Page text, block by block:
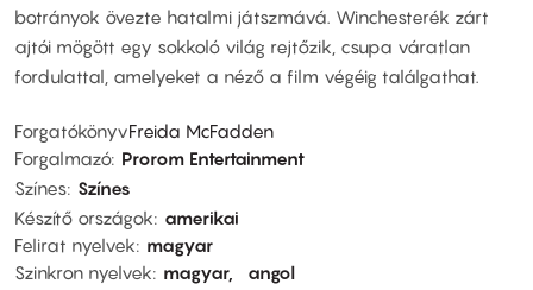
botrányok övezte hatalmi játszmává. Winchesterék zárt
ajtói mögött egy sokkoló világ rejtőzik, csupa váratlan
fordulattal, amelyeket a néző a film végéig találgathat.
ForgatókönyvFreida McFadden
Forgalmazó Prorom Entertainment
Színes Színes
Készítő országok
amerikai
Felirat nyelvek
magyar
Szinkron nyelvek
magyar angol